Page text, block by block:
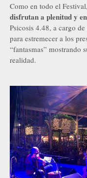
Como en todo el Festival,
disfrutan a plenitud y
Psicosis 4.48, a cargo
para estremecer a los
“fantasmas” mostrando
realidad.